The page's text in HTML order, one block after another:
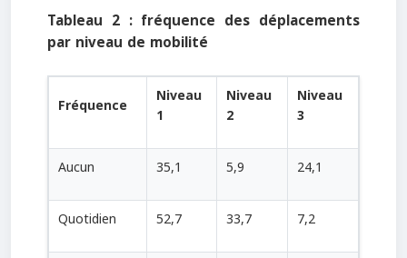
Tableau 2 : fréquence des déplacements
par niveau de mobilité
Fréquence
Niveau
1
Niveau
2
Niveau
3
Aucun 35,1 5,9 24,1
Quotidien 52,7 33,7 7,2